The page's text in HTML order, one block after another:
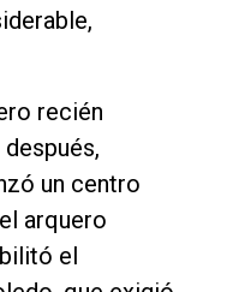
recién
un centro
arquero
el